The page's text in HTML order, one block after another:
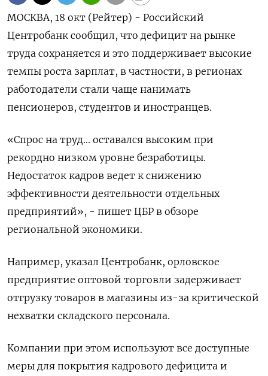
МОСКВА, 18 окт (Рейтер) - Российский
Центробанк сообщил, что дефицит на рынке
труда сохраняется и это поддерживает высокие
темпы роста зарплат, в частности, в регионах
работодатели стали чаще нанимать
пенсионеров, студентов и иностранцев.
«Спрос на труд... оставался высоким при
рекордно низком уровне безработицы.
Недостаток кадров ведет к снижению
эффективности деятельности отдельных
предприятий», - пишет ЦБР в обзоре
региональной экономики.
Например, указал Центробанк, орловское
предприятие оптовой торговли задерживает
отгрузку товаров в магазины из-за критической
нехватки складского персонала.
Компании при этом используют все доступные
меры для покрытия кадрового дефицита и